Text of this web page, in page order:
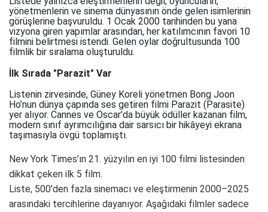
yönetmenlerin ve sinema dünyasının önde gelen isimlerinin
görüşlerine başvuruldu. 1 Ocak 2000 tarihinden bu yana
vizyona giren yapımlar arasından, her katılımcının favori 10
filmini belirtmesi istendi. Gelen oylar doğrultusunda 100
filmlik bir sıralama oluşturuldu.
İlk Sırada "Parazit" Var
Listenin zirvesinde, Güney Koreli yönetmen Bong Joon
Ho’nun dünya çapında ses getiren filmi Parazit (Parasite)
yer alıyor. Cannes ve Oscar’da büyük ödüller kazanan film,
modern sınıf ayrımcılığına dair sarsıcı bir hikâyeyi ekrana
taşımasıyla övgü toplamıştı.
New York Times’ın 21. yüzyılın en iyi 100 filmi listesinden
dikkat çeken ilk 5 film.
Liste, 500'den fazla sinemacı ve eleştirmenin 2000–2025
arasındaki tercihlerine dayanıyor. Aşağıdaki filmler sadece